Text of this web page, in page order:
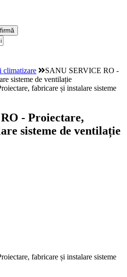
climatizare
SANU SERVICE RO -
sisteme de ventilație
- Proiectare,
sisteme de ventilație